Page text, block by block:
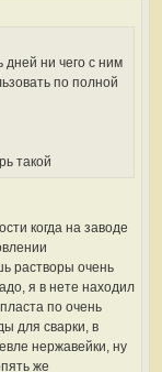
дней ни чего с ним
по полной
такой
когда на заводе
растворы очень
я в нете находил
по очень
для сварки, в
нержавейки, ну
же